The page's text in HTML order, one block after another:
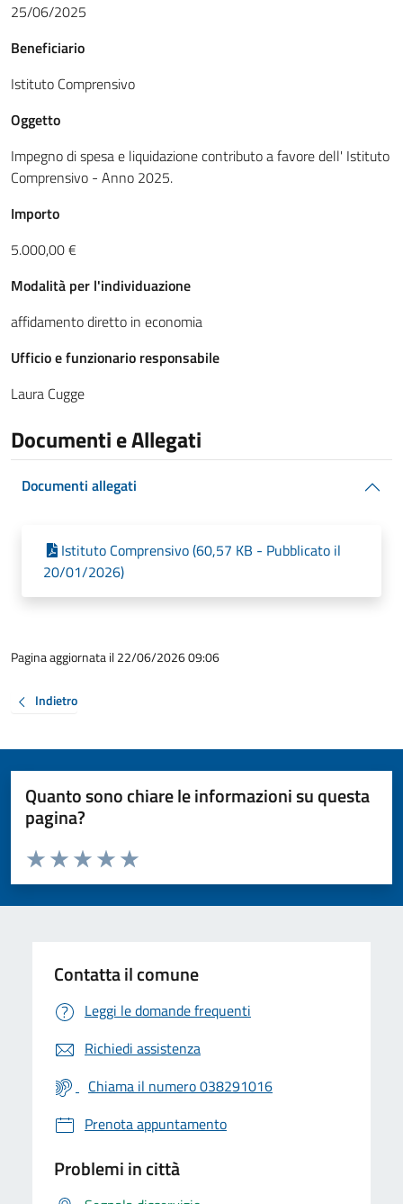
25/06/2025
Beneficiario
Istituto Comprensivo
Oggetto
Impegno di spesa e liquidazione contributo a favore dell' Istituto
Comprensivo - Anno 2025.
Importo
5.000,00 €
Modalità per l'individuazione
affidamento diretto in economia
Ufficio e funzionario responsabile
Laura Cugge
Documenti e Allegati
Documenti allegati
Istituto Comprensivo (60,57 KB - Pubblicato il
20/01/2026)
Pagina aggiornata il 22/06/2026 09:06
Indietro
Quanto sono chiare le informazioni su questa
pagina?
Valuta da 1 a 5 stelle la pagina
Valuta 5 stelle su 5
Valuta 4 stelle su 5
Valuta 3 stelle su 5
Valuta 2 stelle su 5
Valuta 1 stelle su 5
Contatta il comune
Leggi le domande frequenti
Richiedi assistenza
Chiama il numero 038291016
Prenota appuntamento
Problemi in città